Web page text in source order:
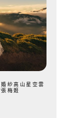
紗高山星空雲
梅姬